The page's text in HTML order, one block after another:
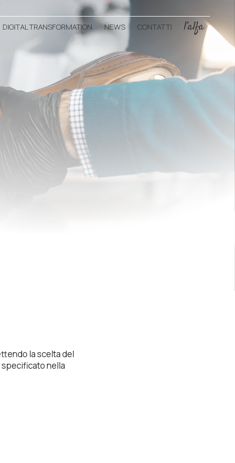
DIGITAL TRANSFORMATION NEWS CONTATTI l’alfa
la scelta del
specificato nella